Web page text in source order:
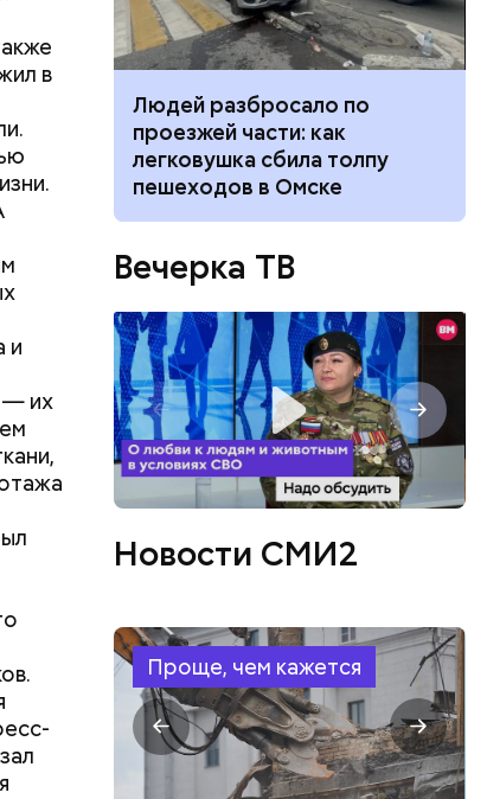
в
и
— их
ли
Людей разбросало по
проезжей части: как
легковушка сбила толпу
пешеходов в Омске
Вечерка ТВ
Новости СМИ2
Проще, чем кажется